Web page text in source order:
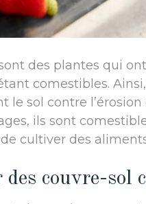
des plantes qui
comestibles.
le sol contre
ils sont
cultiver des
couvre-sol